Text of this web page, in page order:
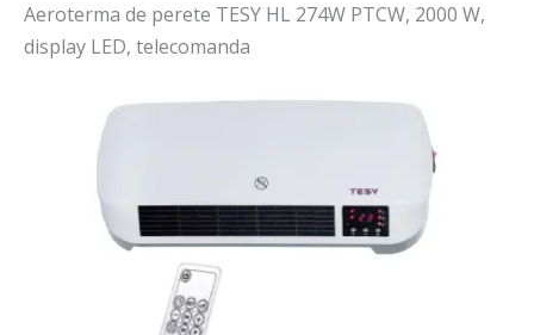
Aeroterma de perete TESY HL 274W PTCW, 2000 W,
display LED, telecomanda